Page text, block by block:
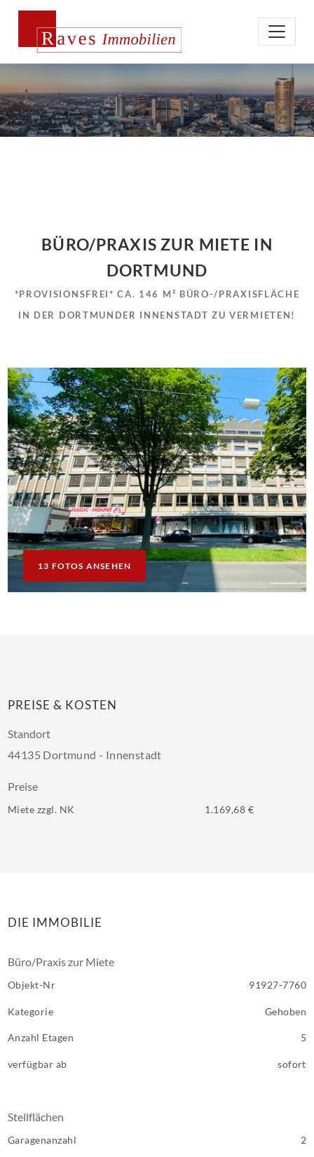
BÜRO/PRAXIS ZUR MIETE IN
DORTMUND
*PROVISIONSFREI* CA. 146 M² BÜRO-/PRAXISFLÄCHE
IN DER DORTMUNDER INNENSTADT ZU VERMIETEN!
13 FOTOS ANSEHEN
PREISE & KOSTEN
Standort
44135 Dortmund - Innenstadt
Preise
Miete zzgl. NK 1.169,68 €
DIE IMMOBILIE
Büro/Praxis zur Miete
Objekt-Nr 91927-7760
Kategorie Gehoben
Anzahl Etagen 5
verfügbar ab sofort
Stellflächen
Garagenanzahl 2